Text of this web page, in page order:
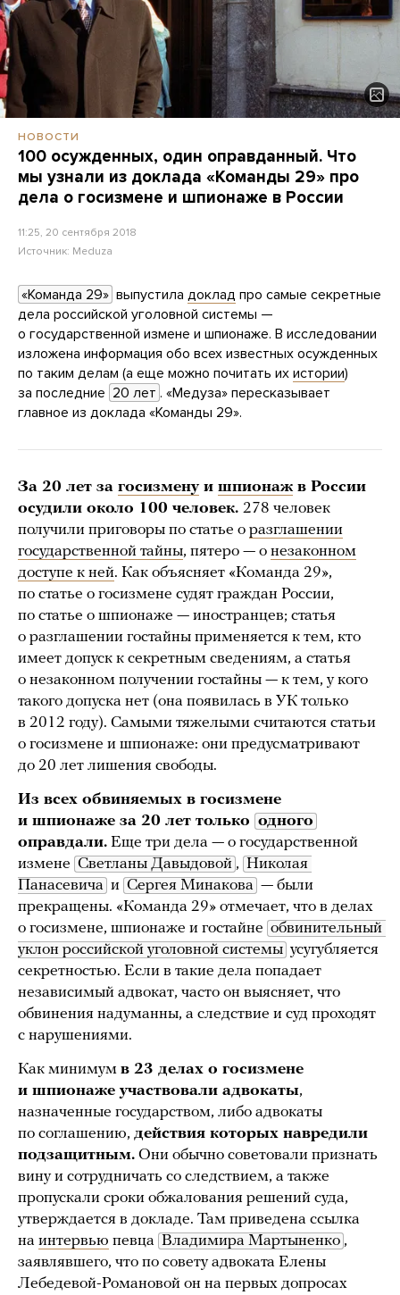
НОВОСТИ
100 осужденных, один оправданный. Что
мы узнали из доклада «Команды 29» про
дела о госизмене и шпионаже в России
11:25, 20 сентября 2018
Источник: Meduza
«Команда 29» выпустила доклад про самые секретные
дела российской уголовной системы —
о государственной измене и шпионаже. В исследовании
изложена информация обо всех известных осужденных
по таким делам (а еще можно почитать их истории)
за последние 20 лет . «Медуза» пересказывает
главное из доклада «Команды 29».
За 20 лет за госизменуи шпионаж в России
осудили около 100 человек. 278 человек
получили приговоры по статье о разглашении
государственной тайны, пятеро — о незаконном
доступе к ней. Как объясняет «Команда 29»,
по статье о госизмене судят граждан России,
по статье о шпионаже — иностранцев; статья
о разглашении гостайны применяется к тем, кто
имеет допуск к секретным сведениям, а статья
о незаконном получении гостайны — к тем, у кого
такого допуска нет (она появилась в УК только
в 2012 году). Самыми тяжелыми считаются статьи
о госизмене и шпионаже: они предусматривают
до 20 лет лишения свободы.
Из всех обвиняемых в госизмене
и шпионаже за 20 лет только одного
оправдали. Еще три дела — о государственной
измене Светланы Давыдовой , Николая
Панасевича и Сергея Минакова — были
прекращены. «Команда 29» отмечает, что в делах
о госизмене, шпионаже и гостайне обвинительный
уклон российской уголовной системы усугубляется
секретностью. Если в такие дела попадает
независимый адвокат, часто он выясняет, что
обвинения надуманны, а следствие и суд проходят
с нарушениями.
Как минимум в 23 делах о госизмене
и шпионаже участвовали адвокаты,
назначенные государством, либо адвокаты
по соглашению, действия которых навредили
подзащитным. Они обычно советовали признать
вину и сотрудничать со следствием, а также
пропускали сроки обжалования решений суда,
утверждается в докладе. Там приведена ссылка
на интервью певца Владимира Мартыненко ,
заявлявшего, что по совету адвоката Елены
Лебедевой-Романовой он на первых допросах